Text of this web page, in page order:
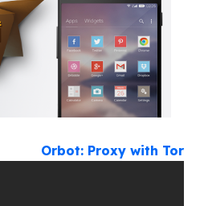
Orbot: Proxy with Tor